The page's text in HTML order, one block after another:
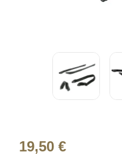
19,50 €